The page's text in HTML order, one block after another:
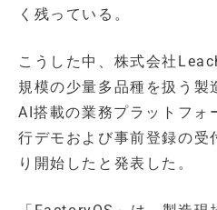
く残っている。
こうした中、株式会社
規模の少量多品種を扱う製
AI搭載の業務プラットフ
行デモおよび事前登録の受
り開始したと発表した。